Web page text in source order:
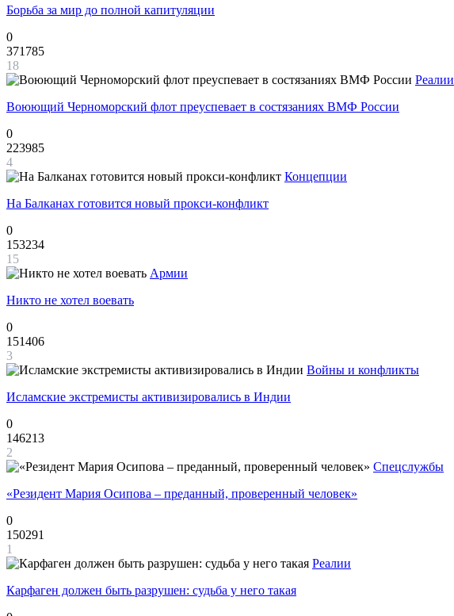
Борьба за мир до полной капитуляции
0
371785
18
Реалии
Воюющий Черноморский флот преуспевает в состязаниях ВМФ России
0
223985
4
Концепции
На Балканах готовится новый прокси-конфликт
0
153234
15
Армии
Никто не хотел воевать
0
151406
3
Войны и конфликты
Исламские экстремисты активизировались в Индии
0
146213
2
Спецслужбы
«Резидент Мария Осипова – преданный, проверенный человек»
0
150291
1
Реалии
Карфаген должен быть разрушен: судьба у него такая